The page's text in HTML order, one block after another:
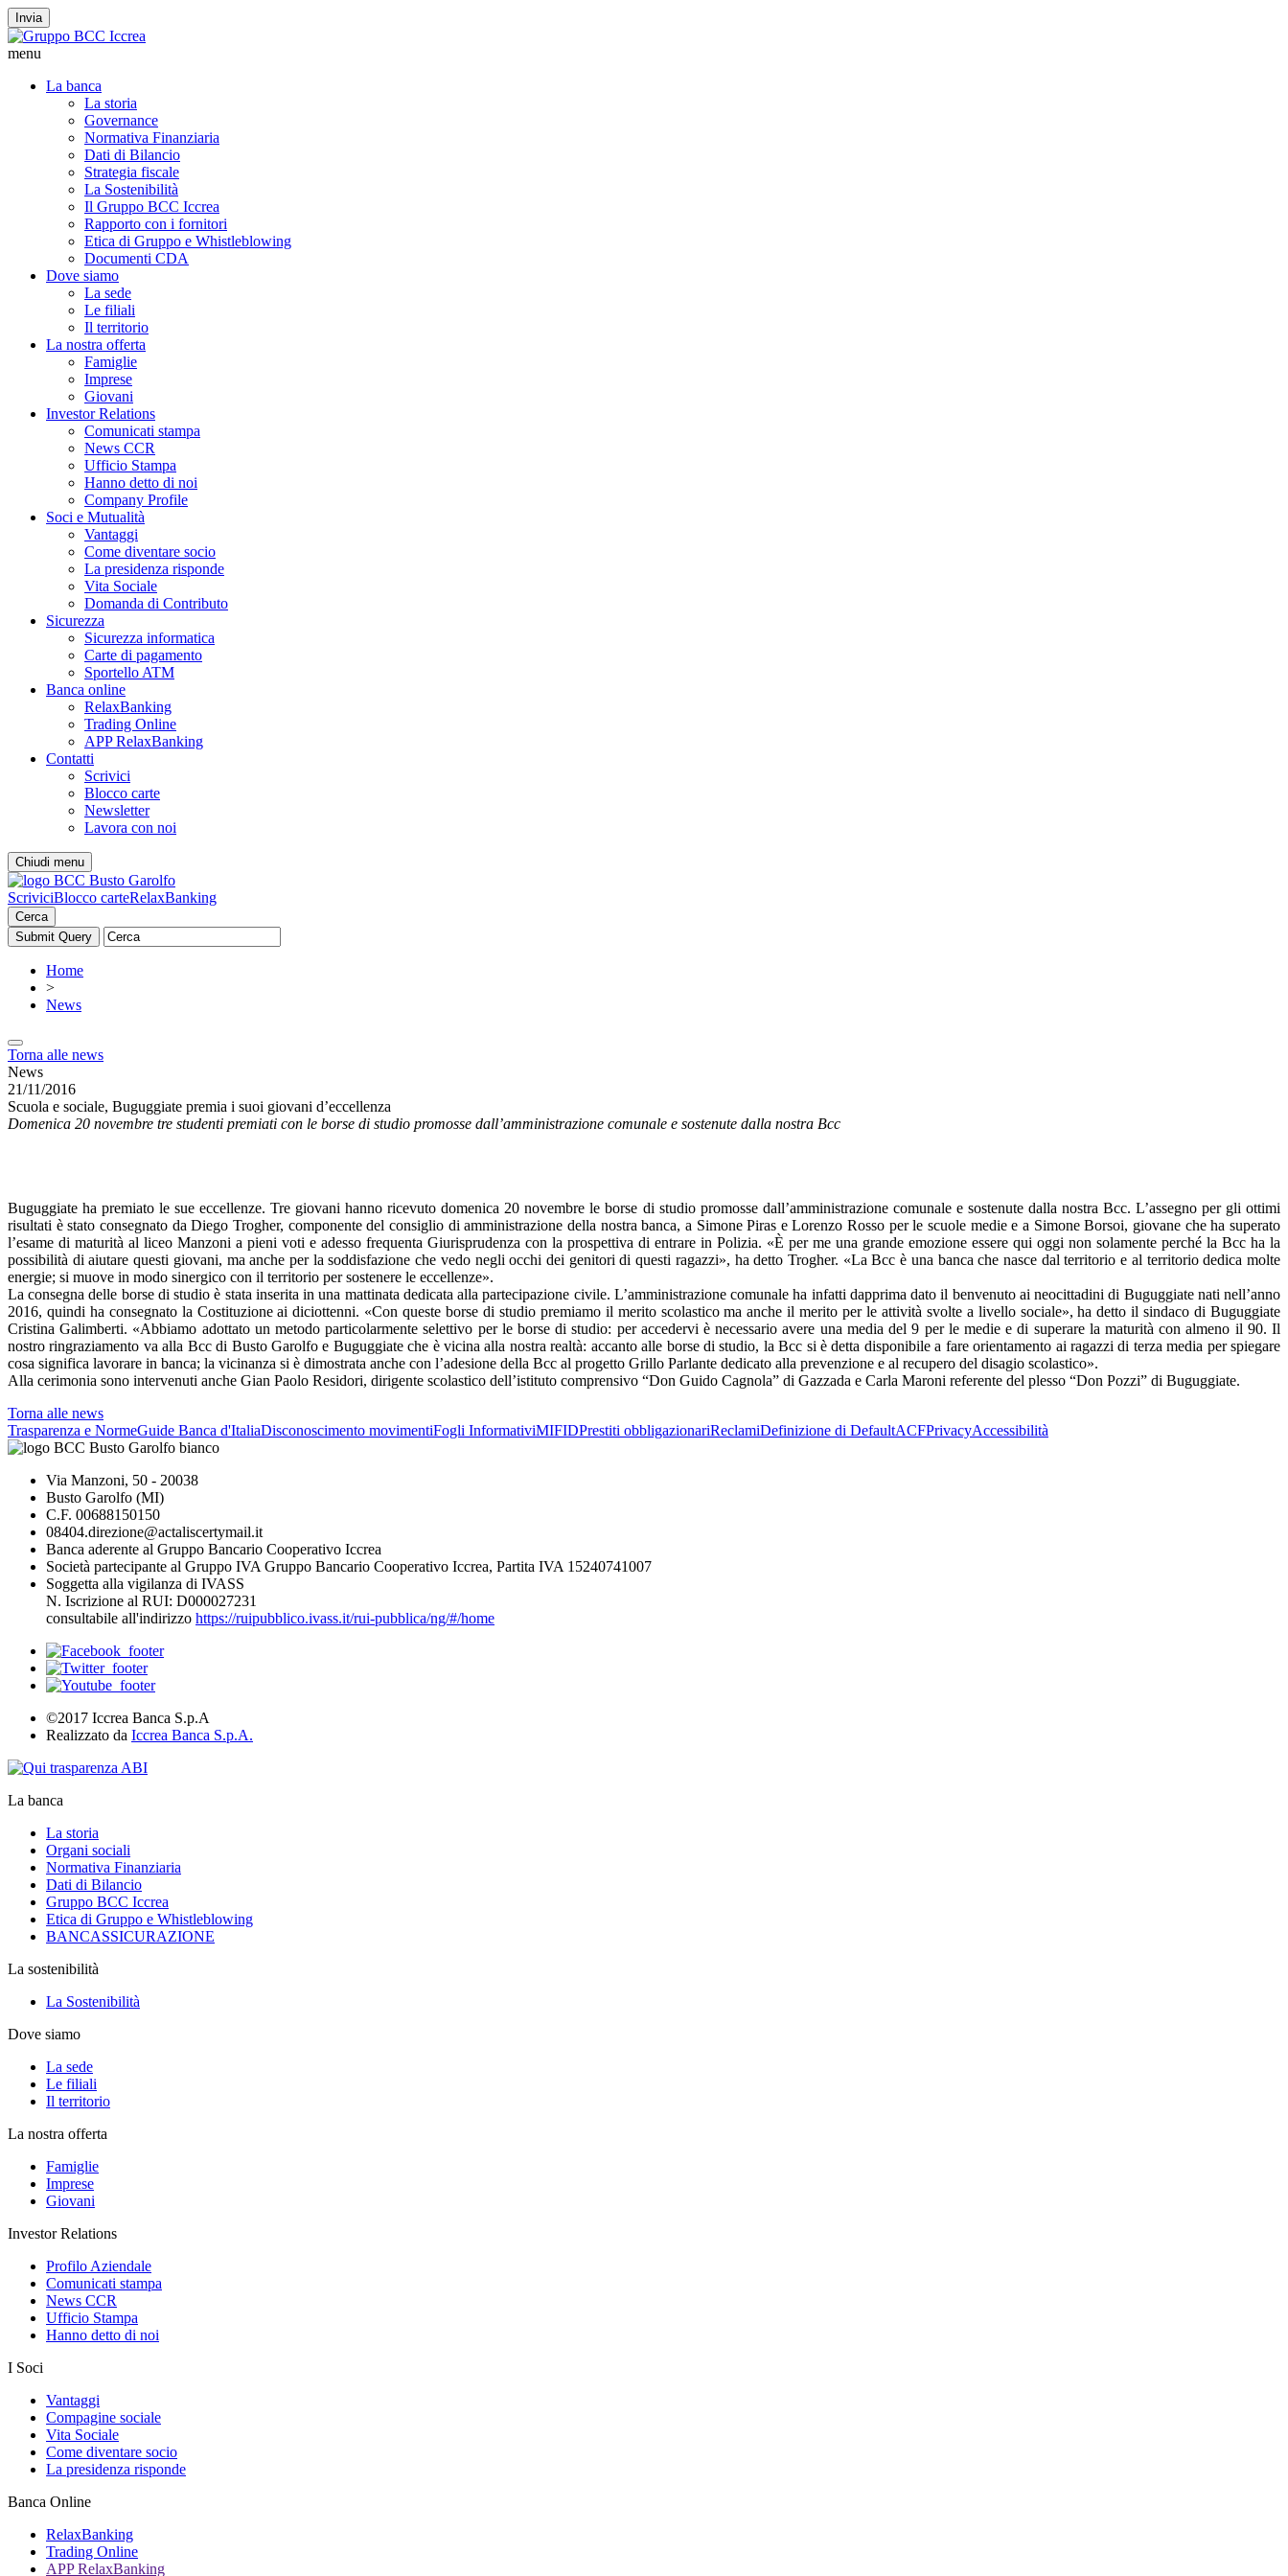
Invia
menu
La banca
La storia
Governance
Normativa Finanziaria
Dati di Bilancio
Strategia fiscale
La Sostenibilità
Il Gruppo BCC Iccrea
Rapporto con i fornitori
Etica di Gruppo e Whistleblowing
Documenti CDA
Dove siamo
La sede
Le filiali
Il territorio
La nostra offerta
Famiglie
Imprese
Giovani
Investor Relations
Comunicati stampa
News CCR
Ufficio Stampa
Hanno detto di noi
Company Profile
Soci e Mutualità
Vantaggi
Come diventare socio
La presidenza risponde
Vita Sociale
Domanda di Contributo
Sicurezza
Sicurezza informatica
Carte di pagamento
Sportello ATM
Banca online
RelaxBanking
Trading Online
APP RelaxBanking
Contatti
Scrivici
Blocco carte
Newsletter
Lavora con noi
Chiudi menu
ScriviciBlocco carteRelaxBanking
Cerca
Home
>
News
Torna alle news
News
21/11/2016
Scuola e sociale, Buguggiate premia i suoi giovani d’eccellenza
Domenica 20 novembre tre studenti premiati con le borse di studio promosse dall’amministrazione comunale e sostenute dalla nostra Bcc
Buguggiate ha premiato le sue eccellenze. Tre giovani hanno ricevuto domenica 20 novembre le borse di studio promosse dall’amministrazione comunale e sostenute dalla nostra Bcc. L’assegno per gli ottimi
risultati è stato consegnato da Diego Trogher, componente del consiglio di amministrazione della nostra banca, a Simone Piras e Lorenzo Rosso per le scuole medie e a Simone Borsoi, giovane che ha superato
l’esame di maturità al liceo Manzoni a pieni voti e adesso frequenta Giurisprudenza con la prospettiva di entrare in Polizia. «È per me una grande emozione essere qui oggi non solamente perché la Bcc ha la
possibilità di aiutare questi giovani, ma anche per la soddisfazione che vedo negli occhi dei genitori di questi ragazzi», ha detto Trogher. «La Bcc è una banca che nasce dal territorio e al territorio dedica molte
energie; si muove in modo sinergico con il territorio per sostenere le eccellenze».
La consegna delle borse di studio è stata inserita in una mattinata dedicata alla partecipazione civile. L’amministrazione comunale ha infatti dapprima dato il benvenuto ai neocittadini di Buguggiate nati nell’anno
2016, quindi ha consegnato la Costituzione ai diciottenni. «Con queste borse di studio premiamo il merito scolastico ma anche il merito per le attività svolte a livello sociale», ha detto il sindaco di Buguggiate
Cristina Galimberti. «Abbiamo adottato un metodo particolarmente selettivo per le borse di studio: per accedervi è necessario avere una media del 9 per le medie e di superare la maturità con almeno il 90. Il
nostro ringraziamento va alla Bcc di Busto Garolfo e Buguggiate che è vicina alla nostra realtà: accanto alle borse di studio, la Bcc si è detta disponibile a fare orientamento ai ragazzi di terza media per spiegare
cosa significa lavorare in banca; la vicinanza si è dimostrata anche con l’adesione della Bcc al progetto Grillo Parlante dedicato alla prevenzione e al recupero del disagio scolastico».
Alla cerimonia sono intervenuti anche Gian Paolo Residori, dirigente scolastico dell’istituto comprensivo “Don Guido Cagnola” di Gazzada e Carla Maroni referente del plesso “Don Pozzi” di Buguggiate.
Torna alle news
Trasparenza e NormeGuide Banca d'ItaliaDisconoscimento movimentiFogli InformativiMIFIDPrestiti obbligazionariReclamiDefinizione di DefaultACFPrivacyAccessibilità
Via Manzoni, 50 - 20038
Busto Garolfo (MI)
C.F. 00688150150
08404.direzione@actaliscertymail.it
Banca aderente al Gruppo Bancario Cooperativo Iccrea
Società partecipante al Gruppo IVA Gruppo Bancario Cooperativo Iccrea, Partita IVA 15240741007
Soggetta alla vigilanza di IVASS
N. Iscrizione al RUI: D000027231
consultabile all'indirizzo https://ruipubblico.ivass.it/rui-pubblica/ng/#/home
©2017 Iccrea Banca S.p.A
Realizzato da Iccrea Banca S.p.A.
La banca
La storia
Organi sociali
Normativa Finanziaria
Dati di Bilancio
Gruppo BCC Iccrea
Etica di Gruppo e Whistleblowing
BANCASSICURAZIONE
La sostenibilità
La Sostenibilità
Dove siamo
La sede
Le filiali
Il territorio
La nostra offerta
Famiglie
Imprese
Giovani
Investor Relations
Profilo Aziendale
Comunicati stampa
News CCR
Ufficio Stampa
Hanno detto di noi
I Soci
Vantaggi
Compagine sociale
Vita Sociale
Come diventare socio
La presidenza risponde
Banca Online
RelaxBanking
Trading Online
APP RelaxBanking